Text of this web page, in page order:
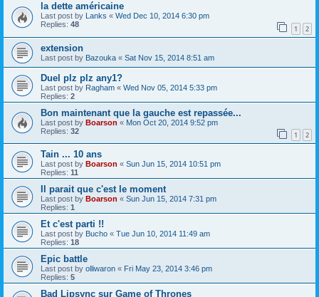
la dette américaine
Last post by Lanks « Wed Dec 10, 2014 6:30 pm
Replies: 48 1 2
extension
Last post by Bazouka « Sat Nov 15, 2014 8:51 am
Duel plz plz any1?
Last post by Ragham « Wed Nov 05, 2014 5:33 pm
Replies: 2
Bon maintenant que la gauche est repassée...
Last post by Boarson « Mon Oct 20, 2014 9:52 pm
Replies: 32 1 2
Tain ... 10 ans
Last post by Boarson « Sun Jun 15, 2014 10:51 pm
Replies: 11
Il parait que c'est le moment
Last post by Boarson « Sun Jun 15, 2014 7:31 pm
Replies: 1
Et c'est parti !!
Last post by Bucho « Tue Jun 10, 2014 11:49 am
Replies: 18
Epic battle
Last post by olliwaron « Fri May 23, 2014 3:46 pm
Replies: 5
Bad Lipsync sur Game of Thrones